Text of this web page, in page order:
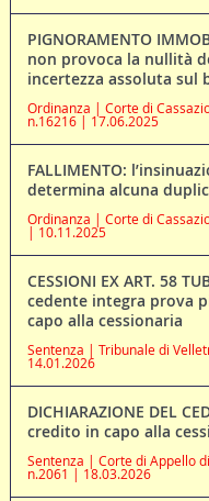
PIGNORAMENTO
non provoca la nullità
incertezza assoluta sul
Ordinanza | Corte di
n.16216 | 17.06.2025
FALLIMENTO:
determina alcuna
Ordinanza | Corte di
| 10.11.2025
CESSIONI EX ART. 58
cedente integra prova
capo alla cessionaria
Sentenza | Tribunale di
14.01.2026
DICHIARAZIONE DEL
credito in capo alla
Sentenza | Corte di Appello
n.2061 | 18.03.2026